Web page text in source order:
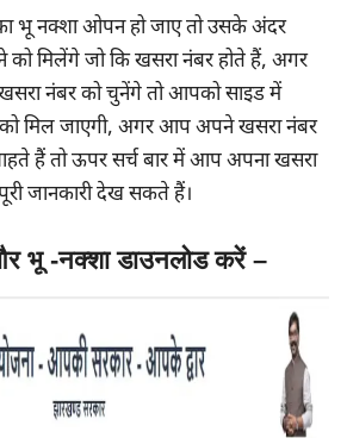
नक्शा ओपन हो जाए तो उसके अंदर
मिलेंगे जो कि खसरा नंबर होते हैं, अगर
नंबर को चुनेंगे तो आपको साइड में
मिल जाएगी, अगर आप अपने खसरा नंबर
हैं तो ऊपर सर्च बार में आप अपना खसरा
जानकारी देख सकते हैं।
भू -नक्शा डाउनलोड करें –